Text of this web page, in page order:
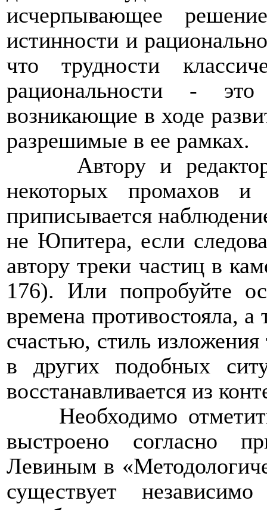
исчерпывающее
истинности и
что трудности
рациональности - это
возникающие в ходе
разрешимые в ее рамках.
Автору и
некоторых промахов
приписывается
не Юпитера, если
автору треки частиц в
176). Или попробуйте
времена противостояла,
счастью, стиль
в других подобных
восстанавливается из
Необходимо
выстроено согласно
Левиным в
существует